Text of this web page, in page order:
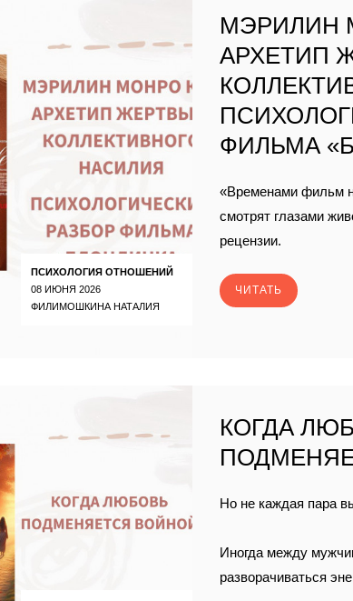
ПСИХОЛОГИЯ ОТНОШЕНИЙ
08 ИЮНЯ 2026
ФИЛИМОШКИНА НАТАЛИЯ
МЭРИЛИН
АРХЕТИП
ФИЛЬМА
«Временами фильм
смотрят глазами
рецензии.
ЧИТАТЬ
КОГДА
Но не каждая пара
Иногда между
разворачиваться